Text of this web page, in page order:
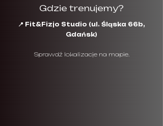
Gdzie trenujemy?
📍 Fit&Fizjo Studio (ul. Śląska 66b,
Gdańsk)
Sprawdź lokalizacje na mapie.